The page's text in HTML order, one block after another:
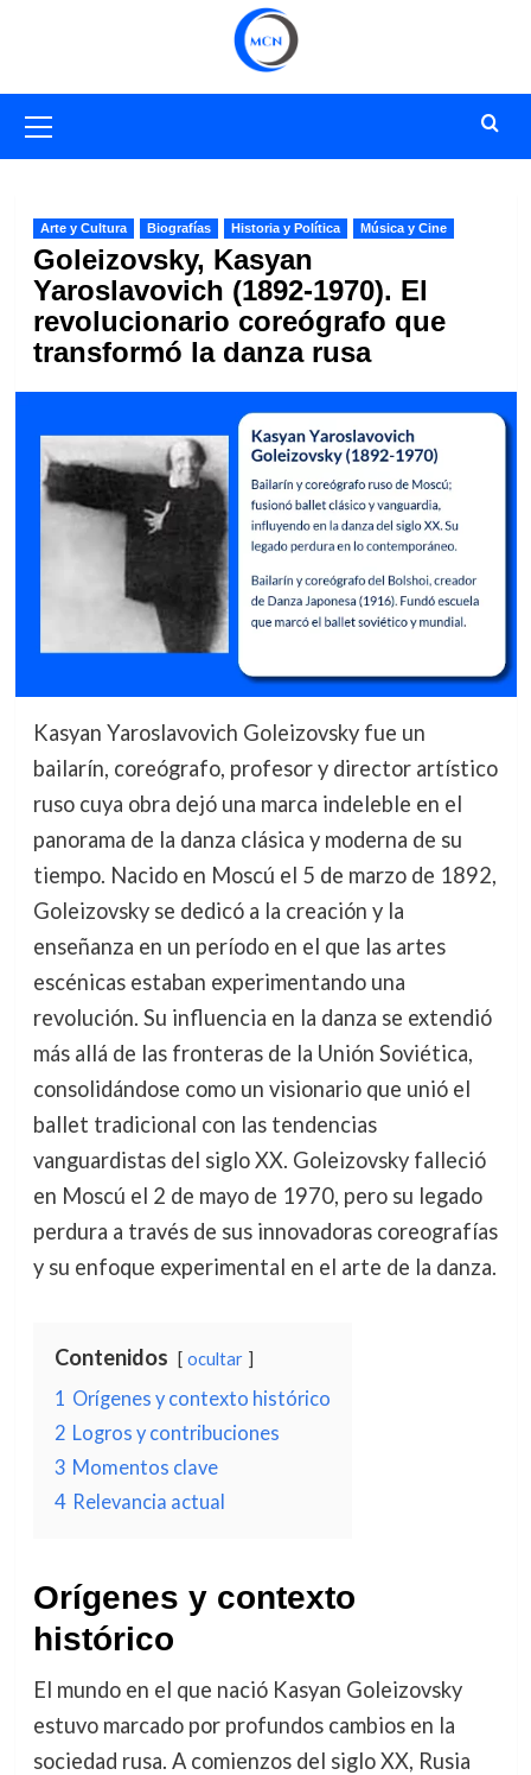
primario
Arte y Cultura Biografías Historia y Política Música y Cine
Goleizovsky, Kasyan
Yaroslavovich (1892-1970). El
revolucionario coreógrafo que
transformó la danza rusa
Kasyan Yaroslavovich Goleizovsky fue un
bailarín, coreógrafo, profesor y director artístico
ruso cuya obra dejó una marca indeleble en el
panorama de la danza clásica y moderna de su
tiempo. Nacido en Moscú el 5 de marzo de 1892,
Goleizovsky se dedicó a la creación y la
enseñanza en un período en el que las artes
escénicas estaban experimentando una
revolución. Su influencia en la danza se extendió
más allá de las fronteras de la Unión Soviética,
consolidándose como un visionario que unió el
ballet tradicional con las tendencias
vanguardistas del siglo XX. Goleizovsky falleció
en Moscú el 2 de mayo de 1970, pero su legado
perdura a través de sus innovadoras coreografías
y su enfoque experimental en el arte de la danza.
Contenidos ocultar
1 Orígenes y contexto histórico
2 Logros y contribuciones
3 Momentos clave
4 Relevancia actual
Orígenes y contexto
histórico
El mundo en el que nació Kasyan Goleizovsky
estuvo marcado por profundos cambios en la
sociedad rusa. A comienzos del siglo XX, Rusia